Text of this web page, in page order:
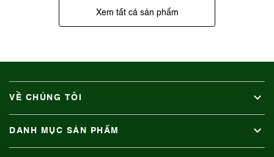
Xem tất cả sản phẩm
VỀ CHÚNG TÔI
DANH MỤC SẢN PHẨM